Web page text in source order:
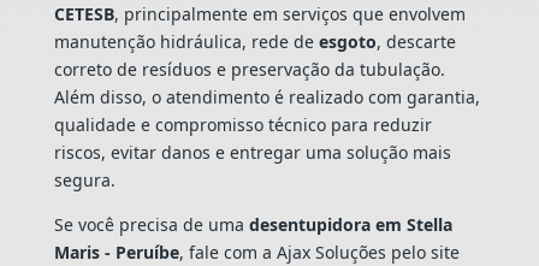
CETESB, principalmente em serviços que envolvem
manutenção hidráulica, rede de esgoto, descarte
correto de resíduos e preservação da tubulação.
Além disso, o atendimento é realizado com garantia,
qualidade e compromisso técnico para reduzir
riscos, evitar danos e entregar uma solução mais
segura.
Se você precisa de uma desentupidora em Stella
Maris - Peruíbe, fale com a Ajax Soluções pelo site